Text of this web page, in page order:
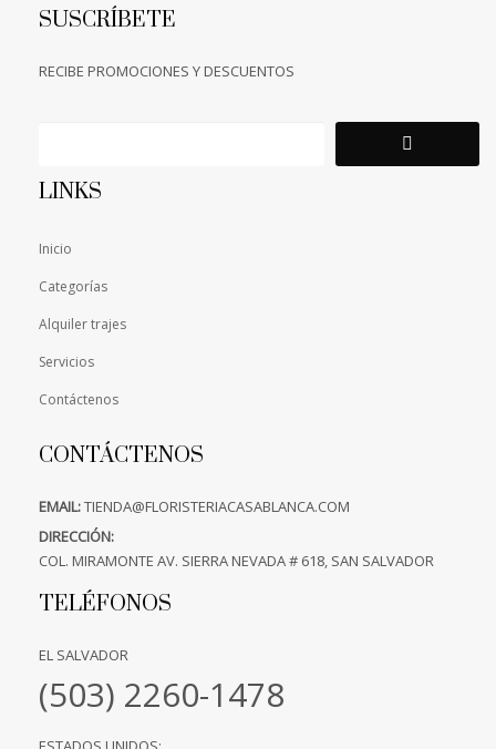
SUSCRÍBETE
RECIBE PROMOCIONES Y DESCUENTOS
LINKS
Inicio
Categorías
Alquiler trajes
Servicios
Contáctenos
CONTÁCTENOS
EMAIL:TIENDA@FLORISTERIACASABLANCA.COM
DIRECCIÓN:
COL. MIRAMONTE AV. SIERRA NEVADA # 618, SAN SALVADOR
TELÉFONOS
EL SALVADOR
(503) 2260-1478